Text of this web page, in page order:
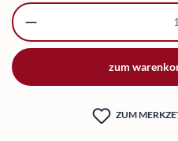
Produkt Anzahl: Gib
zum
ZUM